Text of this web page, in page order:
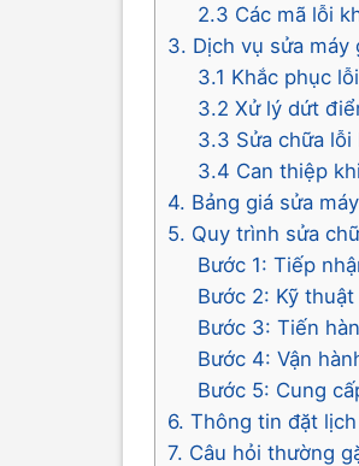
2.3 Các mã lỗi
3. Dịch vụ sửa máy
3.1 Khắc phục
3.2 Xử lý dứt
3.3 Sửa chữa
3.4 Can thiệp
4. Bảng giá sửa
5. Quy trình sửa
Bước 1: Tiếp
Bước 2: Kỹ
Bước 3: Tiến
Bước 4: Vận
Bước 5: Cung
6. Thông tin đặt
7. Câu hỏi thường